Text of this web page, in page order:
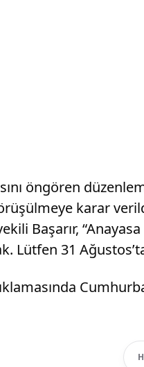
öngören
karar
Başarır,
Lütfen 31